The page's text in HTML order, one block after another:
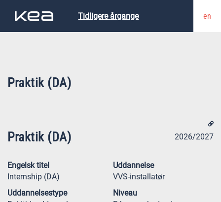
Tidligere årgange en
Praktik (DA)
Praktik (DA) 2026/2027
Engelsk titel
Internship (DA)
Uddannelse
VVS-installatør
Uddannelsestype
Niveau